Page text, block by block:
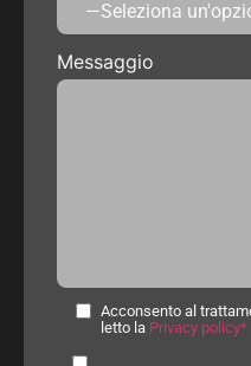
Messaggio
Acconsento al
letto la Privacy policy*